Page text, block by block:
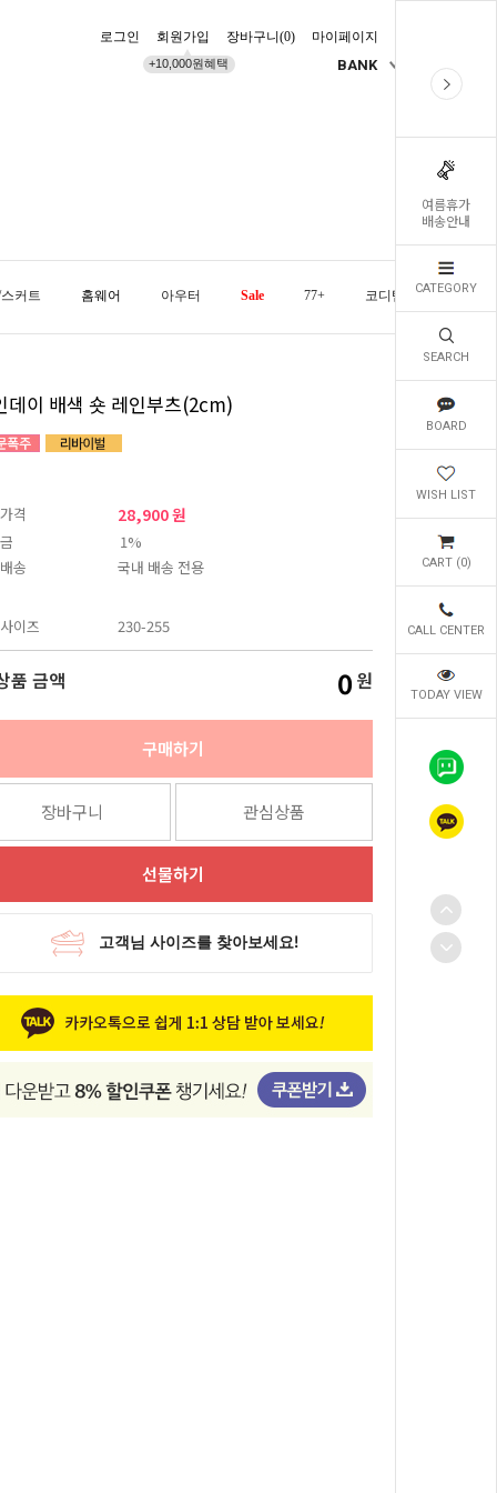
여름휴가
배송안내
CATEGORY
SEARCH
BOARD
WISH LIST
CART (0)
CALL CENTER
TODAY VIEW
로그인 회원가입
+10,000원혜택
장바구니(0) 마이페이지
BANK
커트 홈웨어 아우터 Sale 77+ 코디템 오늘발송
데이 배색 숏 레인부츠(2cm)
격 28,900 원
1%
송
국내 배송 전용
이즈 230-255
품 금액 0 원
구매하기
장바구니 관심상품
선물하기